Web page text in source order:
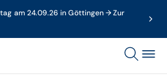
am 24.09.26 in Göttingen → Zur